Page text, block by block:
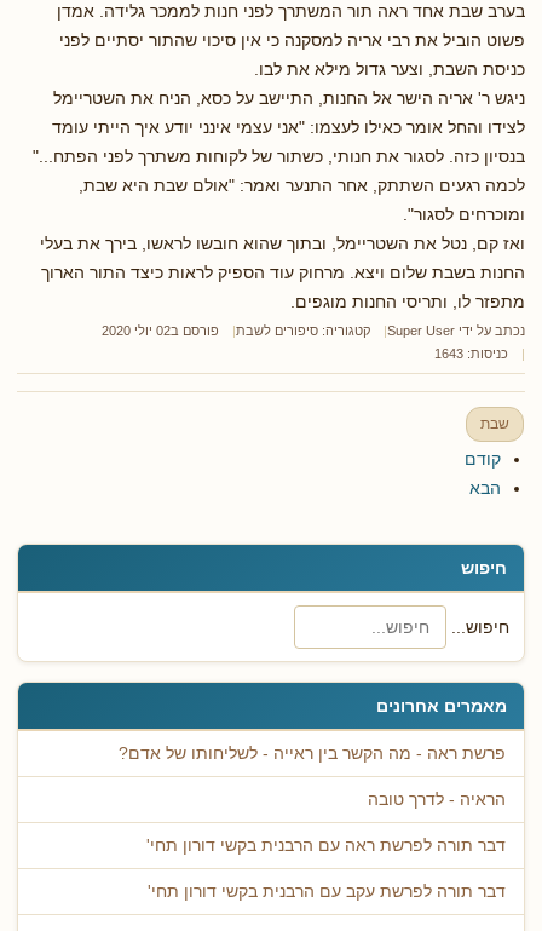
חיפוש
חיפוש...
מאמרים אחרונים
פרשת ראה - מה הקשר בין ראייה - לשליחותו של אדם?
הראיה - לדרך טובה
דבר תורה לפרשת ראה עם הרבנית בקשי דורון תחי'
דבר תורה לפרשת עקב עם הרבנית בקשי דורון תחי'
בערב שבת אחד ראה תור המשתרך לפני חנות לממכר גלידה. אמדן
פשוט הוביל את רבי אריה למסקנה כי אין סיכוי שהתור יסתיים לפני
כניסת השבת, וצער גדול מילא את לבו.
ניגש ר' אריה הישר אל החנות, התיישב על כסא, הניח את השטריימל
לצידו והחל אומר כאילו לעצמו: "אני עצמי אינני יודע איך הייתי עומד
בנסיון כזה. לסגור את חנותי, כשתור של לקוחות משתרך לפני הפתח..."
לכמה רגעים השתתק, אחר התנער ואמר: "אולם שבת היא שבת,
ומוכרחים לסגור".
ואז קם, נטל את השטריימל, ובתוך שהוא חובשו לראשו, בירך את בעלי
החנות בשבת שלום ויצא. מרחוק עוד הספיק לראות כיצד התור הארוך
מתפזר לו, ותריסי החנות מוגפים.
נכתב על ידי Super User קטגוריה: סיפורים לשבת
פורסם ב02 יולי 2020
כניסות: 1643
שבת
קודם
הבא